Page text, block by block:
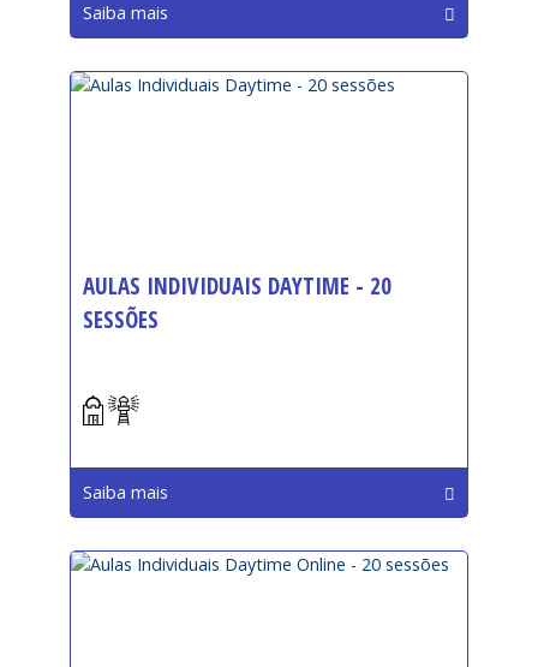
Saiba mais
AULAS INDIVIDUAIS DAYTIME - 20
SESSÕES
Saiba mais